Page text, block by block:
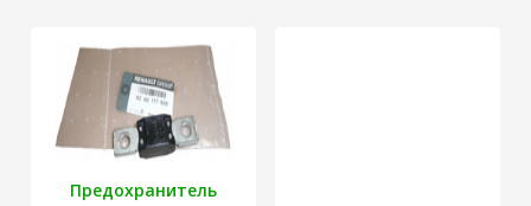
Предохранитель